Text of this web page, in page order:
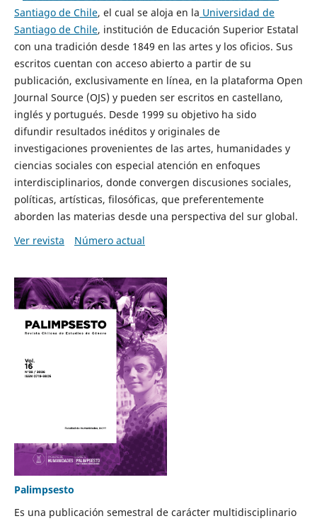
Santiago de Chile, el cual se aloja en la Universidad de
Santiago de Chile, institución de Educación Superior Estatal
con una tradición desde 1849 en las artes y los oficios. Sus
escritos cuentan con acceso abierto a partir de su
publicación, exclusivamente en línea, en la plataforma Open
Journal Source (OJS) y pueden ser escritos en castellano,
inglés y portugués. Desde 1999 su objetivo ha sido
difundir resultados inéditos y originales de
investigaciones provenientes de las artes, humanidades y
ciencias sociales con especial atención en enfoques
interdisciplinarios, donde convergen discusiones sociales,
políticas, artísticas, filosóficas, que preferentemente
aborden las materias desde una perspectiva del sur global.
Ver revista
Número actual
Palimpsesto
Es una publicación semestral de carácter multidisciplinario